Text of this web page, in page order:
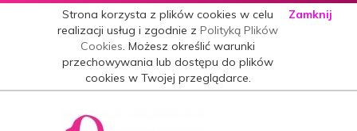
Strona korzysta z plików cookies w celu
realizacji usług i zgodnie zPolityką Plików
Cookies. Możesz określić warunki
przechowywania lub dostępu do plików
cookies w Twojej przeglądarce.
Zamknij